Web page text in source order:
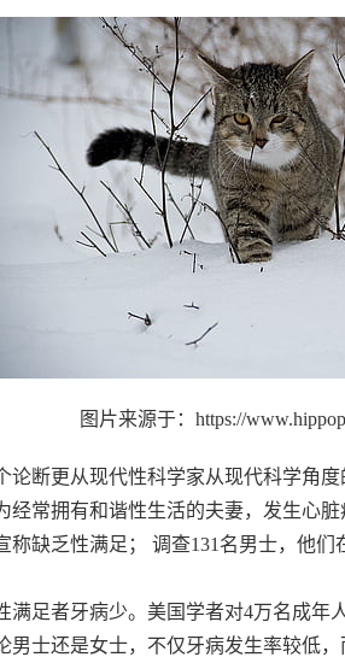
图片来源于：https://
论断更从现代性科学家从现代科学角
经常拥有和谐性生活的夫妻，发生心
称缺乏性满足； 调查131名男士，他
足者牙病少。美国学者对4万名成年
男士还是女士，不仅牙病发生率较低，